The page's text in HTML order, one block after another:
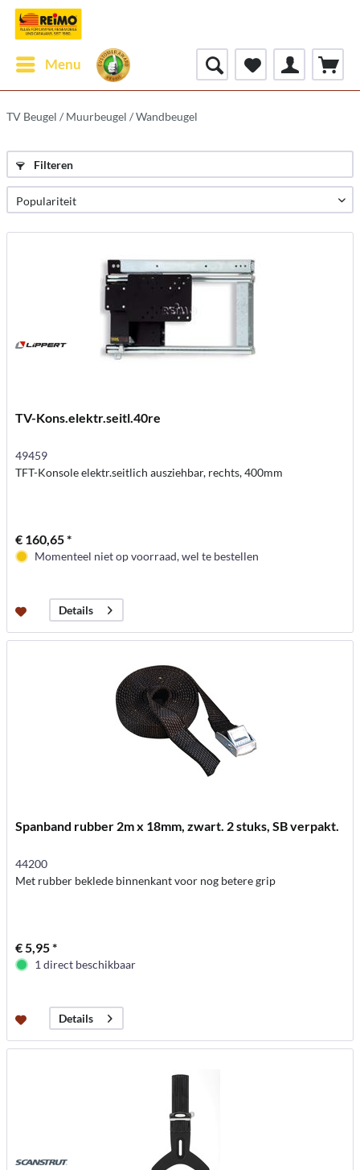
Menu
TV Beugel / Muurbeugel / Wandbeugel
Filteren
TV-Kons.elektr.seitl.40re
49459
TFT-Konsole elektr.seitlich ausziehbar, rechts, 400mm
€ 160,65 *
Momenteel niet op voorraad, wel te bestellen
Details
Spanband rubber 2m x 18mm, zwart. 2 stuks, SB verpakt.
44200
Met rubber beklede binnenkant voor nog betere grip
€ 5,95 *
1 direct beschikbaar
Details